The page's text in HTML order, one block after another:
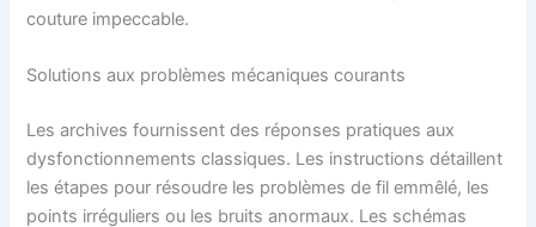
couture impeccable.
Solutions aux problèmes mécaniques courants
Les archives fournissent des réponses pratiques aux
dysfonctionnements classiques. Les instructions détaillent
les étapes pour résoudre les problèmes de fil emmêlé, les
points irréguliers ou les bruits anormaux. Les schémas